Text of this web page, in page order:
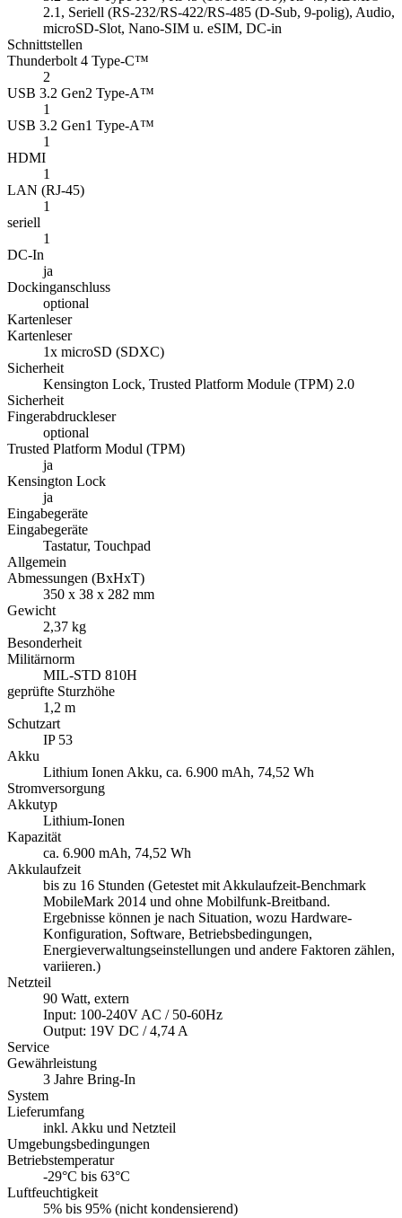
2.1, Seriell (RS-232/RS-422/RS-485 (D-Sub, 9-polig), Audio,
microSD-Slot, Nano-SIM u. eSIM, DC-in
Schnittstellen
Thunderbolt 4 Type-C™
2
USB 3.2 Gen2 Type-A™
1
USB 3.2 Gen1 Type-A™
1
HDMI
1
LAN (RJ-45)
1
seriell
1
DC-In
ja
Dockinganschluss
optional
Kartenleser
Kartenleser
1x microSD (SDXC)
Sicherheit
Kensington Lock, Trusted Platform Module (TPM) 2.0
Sicherheit
Fingerabdruckleser
optional
Trusted Platform Modul (TPM)
ja
Kensington Lock
ja
Eingabegeräte
Eingabegeräte
Tastatur, Touchpad
Allgemein
Abmessungen (BxHxT)
350 x 38 x 282 mm
Gewicht
2,37 kg
Besonderheit
Militärnorm
MIL-STD 810H
geprüfte Sturzhöhe
1,2 m
Schutzart
IP 53
Akku
Lithium Ionen Akku, ca. 6.900 mAh, 74,52 Wh
Stromversorgung
Akkutyp
Lithium-Ionen
Kapazität
ca. 6.900 mAh, 74,52 Wh
Akkulaufzeit
bis zu 16 Stunden (Getestet mit Akkulaufzeit-Benchmark
MobileMark 2014 und ohne Mobilfunk-Breitband.
Ergebnisse können je nach Situation, wozu Hardware-
Konfiguration, Software, Betriebsbedingungen,
Energieverwaltungseinstellungen und andere Faktoren zählen,
variieren.)
Netzteil
90 Watt, extern
Input: 100-240V AC / 50-60Hz
Output: 19V DC / 4,74 A
Service
Gewährleistung
3 Jahre Bring-In
System
Lieferumfang
inkl. Akku und Netzteil
Umgebungsbedingungen
Betriebstemperatur
-29°C bis 63°C
Luftfeuchtigkeit
5% bis 95% (nicht kondensierend)